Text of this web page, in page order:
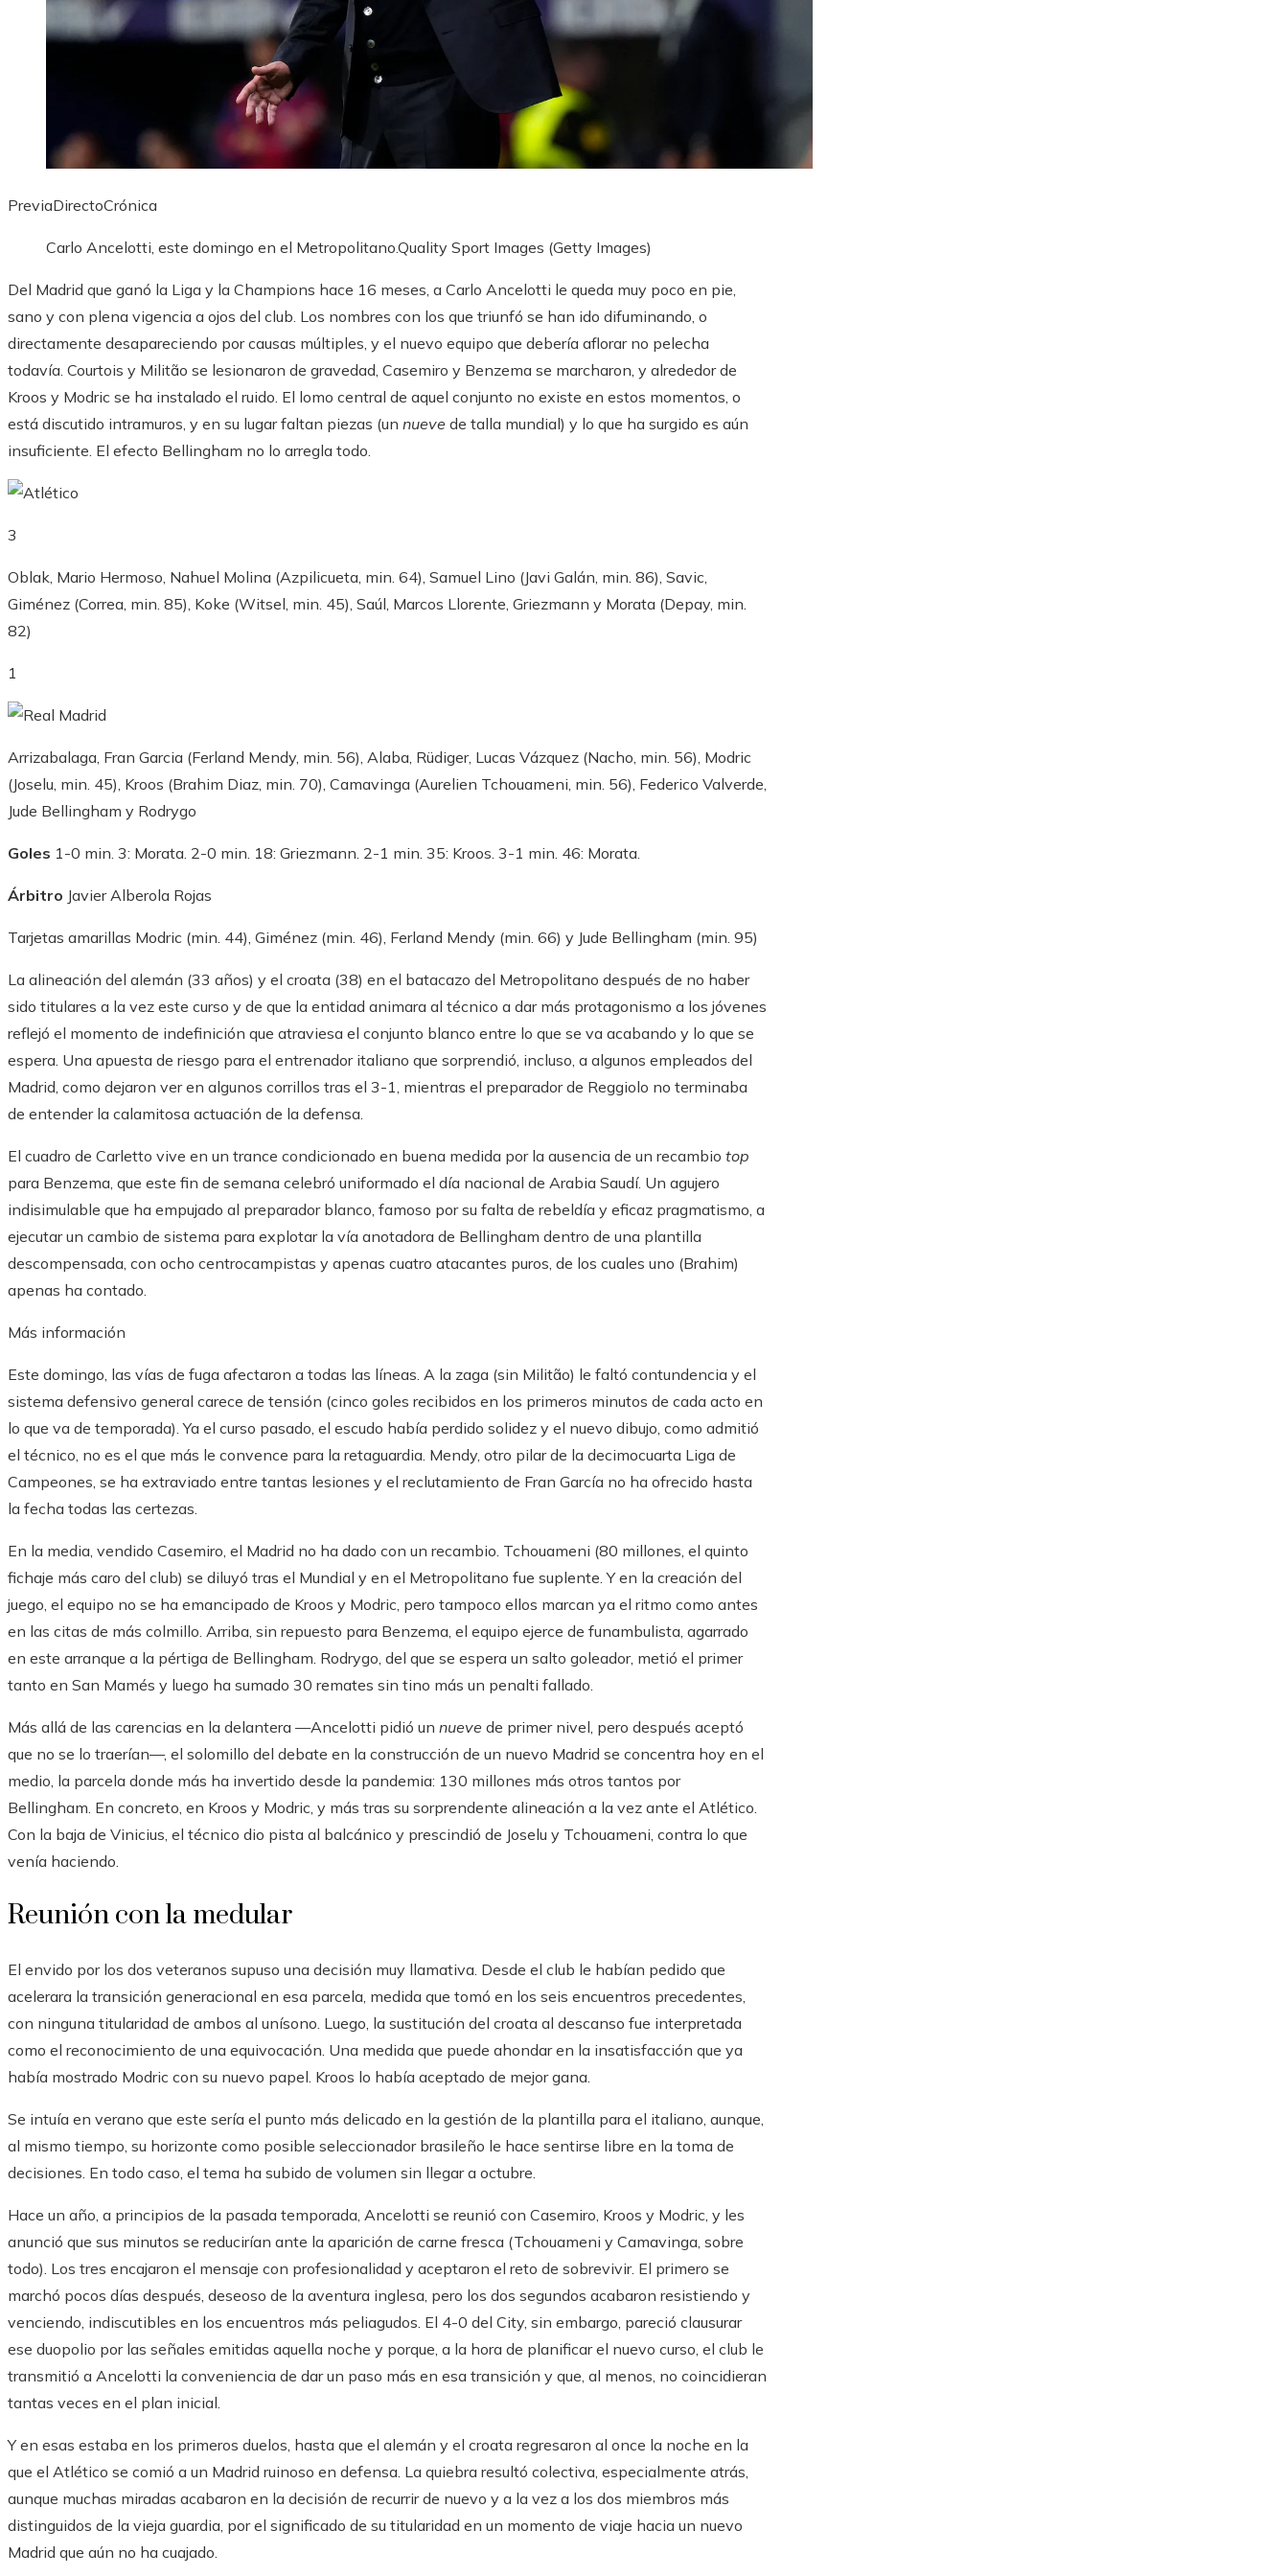
PreviaDirectoCrónica
Carlo Ancelotti, este domingo en el Metropolitano.Quality Sport Images (Getty Images)
Del Madrid que ganó la Liga y la Champions hace 16 meses, a Carlo Ancelotti le queda muy poco en pie,
sano y con plena vigencia a ojos del club. Los nombres con los que triunfó se han ido difuminando, o
directamente desapareciendo por causas múltiples, y el nuevo equipo que debería aflorar no pelecha
todavía. Courtois y Militão se lesionaron de gravedad, Casemiro y Benzema se marcharon, y alrededor de
Kroos y Modric se ha instalado el ruido. El lomo central de aquel conjunto no existe en estos momentos, o
está discutido intramuros, y en su lugar faltan piezas (un nueve de talla mundial) y lo que ha surgido es aún
insuficiente. El efecto Bellingham no lo arregla todo.
3
Oblak, Mario Hermoso, Nahuel Molina (Azpilicueta, min. 64), Samuel Lino (Javi Galán, min. 86), Savic,
Giménez (Correa, min. 85), Koke (Witsel, min. 45), Saúl, Marcos Llorente, Griezmann y Morata (Depay, min.
82)
1
Arrizabalaga, Fran Garcia (Ferland Mendy, min. 56), Alaba, Rüdiger, Lucas Vázquez (Nacho, min. 56), Modric
(Joselu, min. 45), Kroos (Brahim Diaz, min. 70), Camavinga (Aurelien Tchouameni, min. 56), Federico Valverde,
Jude Bellingham y Rodrygo
Goles 1-0 min. 3: Morata. 2-0 min. 18: Griezmann. 2-1 min. 35: Kroos. 3-1 min. 46: Morata.
Árbitro Javier Alberola Rojas
Tarjetas amarillas Modric (min. 44), Giménez (min. 46), Ferland Mendy (min. 66) y Jude Bellingham (min. 95)
La alineación del alemán (33 años) y el croata (38) en el batacazo del Metropolitano después de no haber
sido titulares a la vez este curso y de que la entidad animara al técnico a dar más protagonismo a los jóvenes
reflejó el momento de indefinición que atraviesa el conjunto blanco entre lo que se va acabando y lo que se
espera. Una apuesta de riesgo para el entrenador italiano que sorprendió, incluso, a algunos empleados del
Madrid, como dejaron ver en algunos corrillos tras el 3-1, mientras el preparador de Reggiolo no terminaba
de entender la calamitosa actuación de la defensa.
El cuadro de Carletto vive en un trance condicionado en buena medida por la ausencia de un recambio top
para Benzema, que este fin de semana celebró uniformado el día nacional de Arabia Saudí. Un agujero
indisimulable que ha empujado al preparador blanco, famoso por su falta de rebeldía y eficaz pragmatismo, a
ejecutar un cambio de sistema para explotar la vía anotadora de Bellingham dentro de una plantilla
descompensada, con ocho centrocampistas y apenas cuatro atacantes puros, de los cuales uno (Brahim)
apenas ha contado.
Más información
Este domingo, las vías de fuga afectaron a todas las líneas. A la zaga (sin Militão) le faltó contundencia y el
sistema defensivo general carece de tensión (cinco goles recibidos en los primeros minutos de cada acto en
lo que va de temporada). Ya el curso pasado, el escudo había perdido solidez y el nuevo dibujo, como admitió
el técnico, no es el que más le convence para la retaguardia. Mendy, otro pilar de la decimocuarta Liga de
Campeones, se ha extraviado entre tantas lesiones y el reclutamiento de Fran García no ha ofrecido hasta
la fecha todas las certezas.
En la media, vendido Casemiro, el Madrid no ha dado con un recambio. Tchouameni (80 millones, el quinto
fichaje más caro del club) se diluyó tras el Mundial y en el Metropolitano fue suplente. Y en la creación del
juego, el equipo no se ha emancipado de Kroos y Modric, pero tampoco ellos marcan ya el ritmo como antes
en las citas de más colmillo. Arriba, sin repuesto para Benzema, el equipo ejerce de funambulista, agarrado
en este arranque a la pértiga de Bellingham. Rodrygo, del que se espera un salto goleador, metió el primer
tanto en San Mamés y luego ha sumado 30 remates sin tino más un penalti fallado.
Más allá de las carencias en la delantera —Ancelotti pidió un nueve de primer nivel, pero después aceptó
que no se lo traerían—, el solomillo del debate en la construcción de un nuevo Madrid se concentra hoy en el
medio, la parcela donde más ha invertido desde la pandemia: 130 millones más otros tantos por
Bellingham. En concreto, en Kroos y Modric, y más tras su sorprendente alineación a la vez ante el Atlético.
Con la baja de Vinicius, el técnico dio pista al balcánico y prescindió de Joselu y Tchouameni, contra lo que
venía haciendo.
Reunión con la medular
El envido por los dos veteranos supuso una decisión muy llamativa. Desde el club le habían pedido que
acelerara la transición generacional en esa parcela, medida que tomó en los seis encuentros precedentes,
con ninguna titularidad de ambos al unísono. Luego, la sustitución del croata al descanso fue interpretada
como el reconocimiento de una equivocación. Una medida que puede ahondar en la insatisfacción que ya
había mostrado Modric con su nuevo papel. Kroos lo había aceptado de mejor gana.
Se intuía en verano que este sería el punto más delicado en la gestión de la plantilla para el italiano, aunque,
al mismo tiempo, su horizonte como posible seleccionador brasileño le hace sentirse libre en la toma de
decisiones. En todo caso, el tema ha subido de volumen sin llegar a octubre.
Hace un año, a principios de la pasada temporada, Ancelotti se reunió con Casemiro, Kroos y Modric, y les
anunció que sus minutos se reducirían ante la aparición de carne fresca (Tchouameni y Camavinga, sobre
todo). Los tres encajaron el mensaje con profesionalidad y aceptaron el reto de sobrevivir. El primero se
marchó pocos días después, deseoso de la aventura inglesa, pero los dos segundos acabaron resistiendo y
venciendo, indiscutibles en los encuentros más peliagudos. El 4-0 del City, sin embargo, pareció clausurar
ese duopolio por las señales emitidas aquella noche y porque, a la hora de planificar el nuevo curso, el club le
transmitió a Ancelotti la conveniencia de dar un paso más en esa transición y que, al menos, no coincidieran
tantas veces en el plan inicial.
Y en esas estaba en los primeros duelos, hasta que el alemán y el croata regresaron al once la noche en la
que el Atlético se comió a un Madrid ruinoso en defensa. La quiebra resultó colectiva, especialmente atrás,
aunque muchas miradas acabaron en la decisión de recurrir de nuevo y a la vez a los dos miembros más
distinguidos de la vieja guardia, por el significado de su titularidad en un momento de viaje hacia un nuevo
Madrid que aún no ha cuajado.